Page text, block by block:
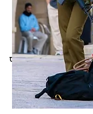
की भव्यता एकर
खुदाई में खुला है
क्रूसेडर नाइट्स
था। मैं सोचता
पहन लिया होता तो मैं